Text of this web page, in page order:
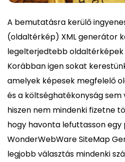
A bemutatásra kerülő
(oldaltérkép) XML generátor
legelterjedtebb oldaltérképek
Korábban igen sokat
amelyek képesek megfelelő
és a költséghatékonyság
hiszen nem mindenki fizetne
hogy havonta lefuttasson egy
WonderWebWare SiteMap
legjobb választás mindenki